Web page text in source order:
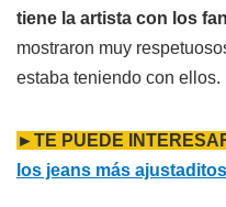
tiene la artista con los
mostraron muy
estaba teniendo con ellos.
►TE PUEDE
los jeans más ajustaditos